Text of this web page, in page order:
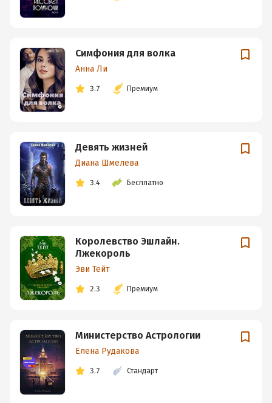
Симфония для волка
Анна Ли
3.7 Премиум
Девять жизней
Диана Шмелева
3.4 Бесплатно
Королевство Эшлайн.
Лжекороль
Эви Тейт
2.3 Премиум
Министерство Астрологии
Елена Рудакова
3.7 Стандарт